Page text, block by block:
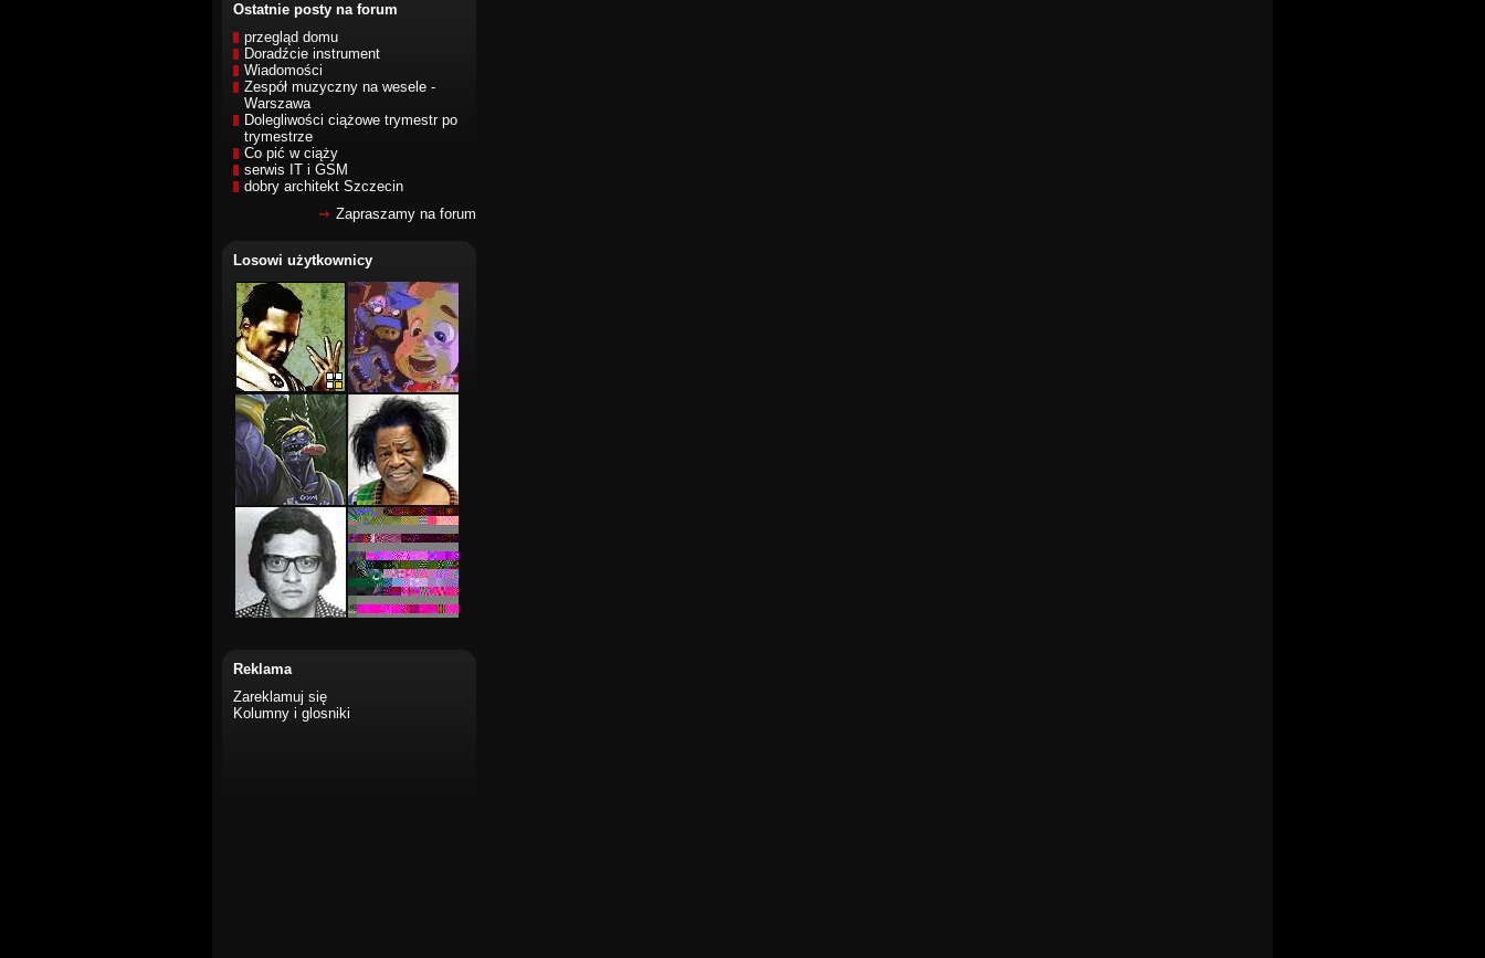
Ostatnie posty na forum
przegląd domu
Doradźcie instrument
Wiadomości
Zespół muzyczny na wesele -
Warszawa
Dolegliwości ciążowe trymestr po
trymestrze
Co pić w ciąży
serwis IT i GSM
dobry architekt Szczecin
Zapraszamy na forum
Losowi użytkownicy
Reklama
Zareklamuj się
Kolumny i glosniki